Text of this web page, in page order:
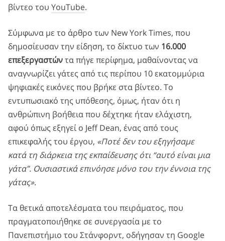
βίντεο του YouTube.
Σύμφωνα με το άρθρο των New York Times, που
δημοσίευσαν την είδηση, το δίκτυο των 16.000
επεξεργαστώντα πήγε περίφημα, μαθαίνοντας να
αναγνωρίζει γάτες από τις περίπου 10 εκατομμύρια
ψηφιακές εικόνες που βρήκε στα βίντεο. Το
εντυπωσιακό της υπόθεσης, όμως, ήταν ότι η
ανθρώπινη βοήθεια που δέχτηκε ήταν ελάχιστη,
αφού όπως εξηγεί ο Jeff Dean, ένας από τους
επικεφαλής του έργου, «Ποτέ δεν του εξηγήσαμε
κατά τη διάρκεια της εκπαίδευσης ότι “αυτό είναι μια
γάτα”. Ουσιαστικά επινόησε μόνο του την έννοια της
γάτας».
Τα θετικά αποτελέσματα του πειράματος, που
πραγματοποιήθηκε σε συνεργασία με το
Πανεπιστήμιο του Στάνφορντ, οδήγησαν τη Google